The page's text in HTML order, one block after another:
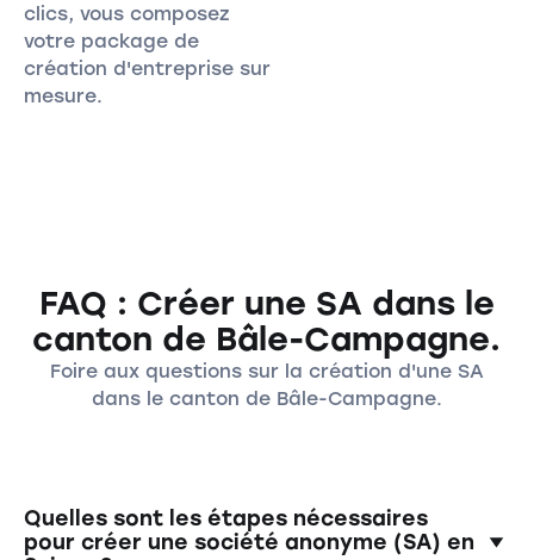
clics, vous composez
votre package de
création d'entreprise sur
mesure.
FAQ : Créer une SA dans le
canton de Bâle-Campagne.
Foire aux questions sur la création d'une SA
dans le canton de Bâle-Campagne.
Quelles sont les étapes nécessaires
pour créer une société anonyme (SA) en